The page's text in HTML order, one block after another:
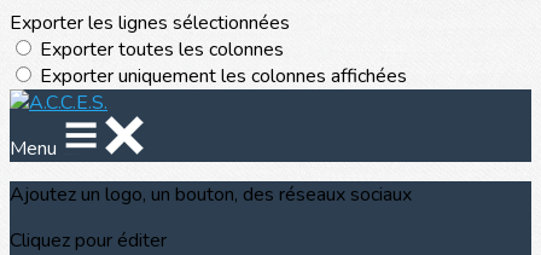
Exporter les lignes sélectionnées
Exporter toutes les colonnes
Exporter uniquement les colonnes affichées
Menu
Ajoutez un logo, un bouton, des réseaux sociaux
Cliquez pour éditer